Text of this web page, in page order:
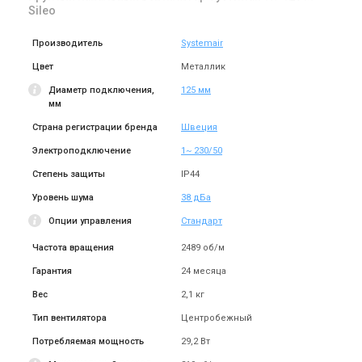
Швеция
Канальный вентилятор
8 328 грн12 812 грн
Купить
Швеция
Канальный вентилятор
8 731 грн
Купить
В наличии
Акция
Sileo
Производитель Systemair
Цвет Металлик
Диаметр подключения,
мм
125 мм
Страна регистрации бренда Швеция
Электроподключение 1~ 230/50
Степень защиты IP44
Уровень шума 38 дБа
Опции управления Стандарт
Частота вращения 2489 об/м
Гарантия 24 месяца
Вес 2,1 кг
Тип вентилятора Центробежный
Потребляемая мощность 29,2 Вт